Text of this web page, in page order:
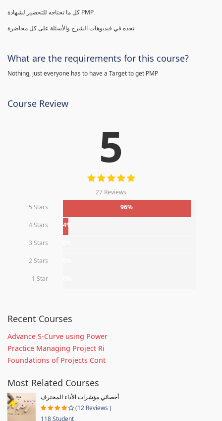
كل ما تحتاجه للتحضير لشهادة PMP
تجده في فيديوهات الشرح والأسئلة على كل محاضرة
What are the requirements for this course?
Nothing, just everyone has to have a Target to get PMP
Course Review
5
27 Reviews
5 Stars
96%
4 Stars 4%
3 Stars
2 Stars
1 Star
Recent Courses
Advance S-Curve using Power
Practice Managing Project Ri
Foundations of Projects Cont
Most Related Courses
أخصائي مؤشرات الأداء المحترف
(12 Reviews )
118 Student